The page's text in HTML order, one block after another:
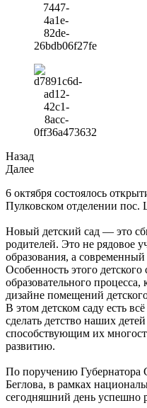
Назад
Далее
6 октября состоялось
Пулковском отделении
Новый детский сад — это
родителей. Это не рядовое
образования, а
Особенность этого
образовательного процесса,
дизайне помещений
В этом детском саду есть
сделать детство наших
способствующим их
развитию.
По поручению Губернатора
Беглова, в рамках
сегодняшний день успешно